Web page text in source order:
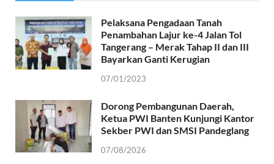
Pelaksana Pengadaan Tanah
Penambahan Lajur ke-4 Jalan Tol
Tangerang – Merak Tahap II dan III
Bayarkan Ganti Kerugian
07/01/2023
Dorong Pembangunan Daerah,
Ketua PWI Banten Kunjungi Kantor
Sekber PWI dan SMSI Pandeglang
07/08/2026